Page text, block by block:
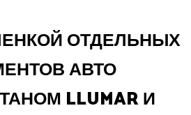
ОТДЕЛЬНЫХ
АВТО
LLUMAR И